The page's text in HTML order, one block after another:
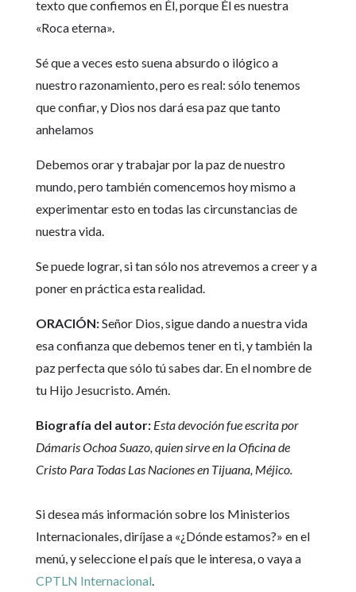
texto que confiemos en Él, porque Él es nuestra
«Roca eterna».
Sé que a veces esto suena absurdo o ilógico a
nuestro razonamiento, pero es real: sólo tenemos
que confiar, y Dios nos dará esa paz que tanto
anhelamos
Debemos orar y trabajar por la paz de nuestro
mundo, pero también comencemos hoy mismo a
experimentar esto en todas las circunstancias de
nuestra vida.
Se puede lograr, si tan sólo nos atrevemos a creer y a
poner en práctica esta realidad.
ORACIÓN:Señor Dios, sigue dando a nuestra vida
esa confianza que debemos tener en ti, y también la
paz perfecta que sólo tú sabes dar. En el nombre de
tu Hijo Jesucristo. Amén.
Biografía del autor:Esta devoción fue escrita por
Dámaris Ochoa Suazo, quien sirve en la Oficina de
Cristo Para Todas Las Naciones en Tijuana, Méjico.
Si desea más información sobre los Ministerios
Internacionales, diríjase a «¿Dónde estamos?» en el
menú, y seleccione el país que le interesa, o vaya a
CPTLN Internacional.